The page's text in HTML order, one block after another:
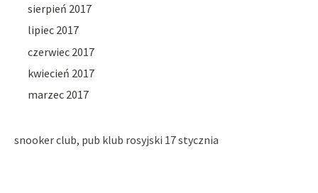
sierpień 2017
lipiec 2017
czerwiec 2017
kwiecień 2017
marzec 2017
snooker club, pub klub rosyjski 17 stycznia